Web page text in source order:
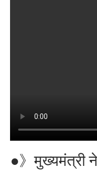
●》मुख्यमंत्री ने